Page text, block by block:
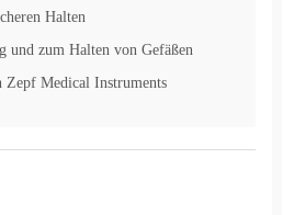
Halten
zum Halten von Gefäßen
Medical Instruments